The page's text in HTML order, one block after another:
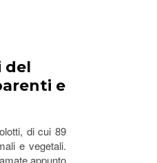
del
e
di cui 89
e vegetali.
appunto